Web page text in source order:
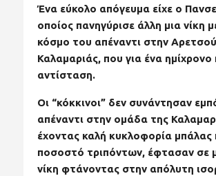
Ένα εύκολο απόγευμα είχε ο
οποίος πανηγύρισε άλλη μια νίκη
κόσμο του απέναντι στην Αρετσού
Καλαμαριάς, που για ένα
αντίσταση.
Οι “κόκκινοι” δεν συνάντησαν
απέναντι στην ομάδα της
έχοντας καλή κυκλοφορία μπάλας
ποσοστό τριπόντων, έφτασαν σε
νίκη φτάνοντας στην απόλυτη